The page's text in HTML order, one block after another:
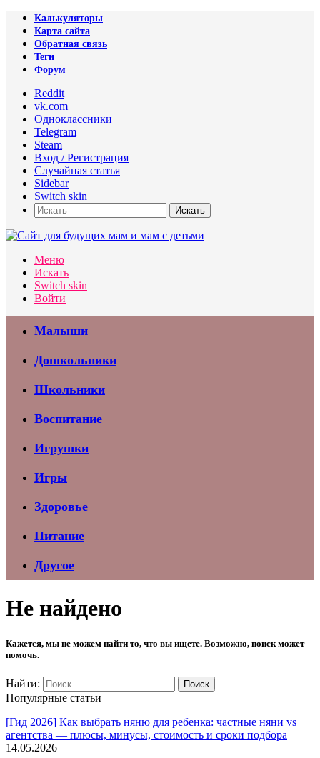
Калькуляторы
Карта сайта
Обратная связь
Теги
Форум
Reddit
vk.com
Одноклассники
Telegram
Steam
Вход / Регистрация
Случайная статья
Sidebar
Switch skin
Искать
Меню
Искать
Switch skin
Войти
Малыши
Дошкольники
Школьники
Воспитание
Игрушки
Игры
Здоровье
Питание
Другое
Не найдено
Кажется, мы не можем найти то, что вы ищете. Возможно, поиск может
помочь.
Найти:
Популярные статьи
[Гид 2026] Как выбрать няню для ребенка: частные няни vs
агентства — плюсы, минусы, стоимость и сроки подбора
14.05.2026